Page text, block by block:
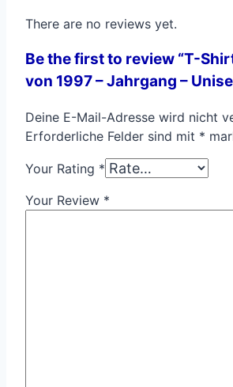
There are no reviews yet.
Be the first to review “T-
von 1997 – Jahrgang –
Deine E-Mail-Adresse wird nicht
Erforderliche Felder sind mit *
Your Rating *
Your Review *